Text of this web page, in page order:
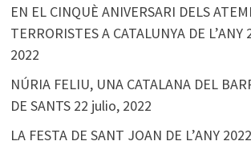
EN EL CINQUÈ ANIVERSARI DELS
TERRORISTES A CATALUNYA DE L’ANY
2022
NÚRIA FELIU, UNA CATALANA DEL
DE SANTS 22 julio, 2022
LA FESTA DE SANT JOAN DE L’ANY